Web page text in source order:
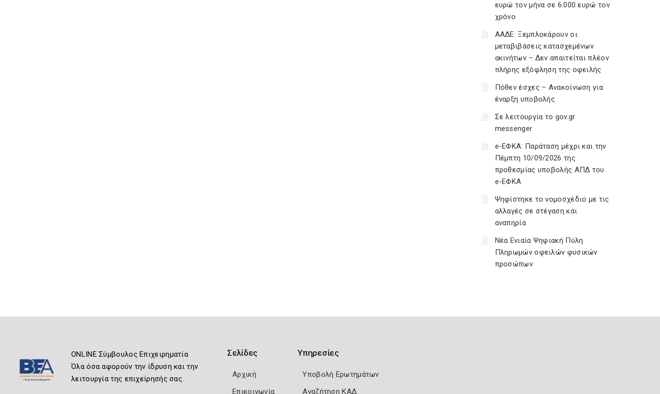
ευρώ τον μήνα σε 6.000 ευρώ τον
χρόνο
ΑΑΔΕ: Ξεμπλοκάρουν οι
μεταβιβάσεις κατασχεμένων
ακινήτων – Δεν απαιτείται πλέον
πλήρης εξόφληση της οφειλής
Πόθεν έσχες – Ανακοίνωση για
έναρξη υποβολής
Σε λειτουργία το gov.gr
messenger
e-ΕΦΚΑ: Παράταση μέχρι και την
Πέμπτη 10/09/2026 της
προθεσμίας υποβολής ΑΠΔ του
e-ΕΦΚΑ
Ψηφίστηκε το νομοσχέδιο με τις
αλλαγές σε στέγαση και
αναπηρία
Νέα Ενιαία Ψηφιακή Πύλη
Πληρωμών οφειλών φυσικών
προσώπων
ONLINE Σύμβουλος Επιχειρηματία
Όλα όσα αφορούν την ίδρυση και την
λειτουργία της επιχείρησής σας.
Σελίδες
Αρχική
Επικοινωνία
Υπηρεσίες
Υποβολή Ερωτημάτων
Αναζήτηση ΚΑΔ